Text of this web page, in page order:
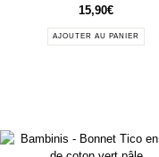
15,90€
AJOUTER AU PANIER